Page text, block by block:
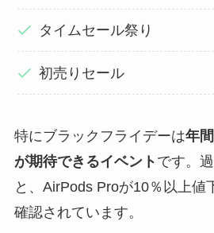
タイムセール祭り
初売りセール
特にブラックフライデーは年
が期待できるイベント です。
と、AirPods Proが10％以上値
確認されています。